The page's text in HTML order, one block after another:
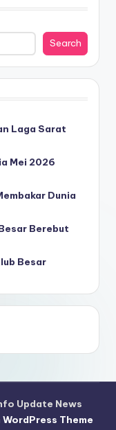
Search
Laga Sarat
Mei 2026
Dunia
Berebut
Besar
Update News
Theme